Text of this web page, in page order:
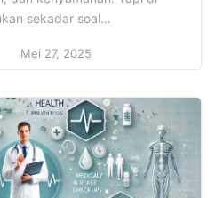
sekadar soal
menjalani gaya hidup
Mewah kini bukan hanya
hidup, pengalaman
Mei 27, 2025